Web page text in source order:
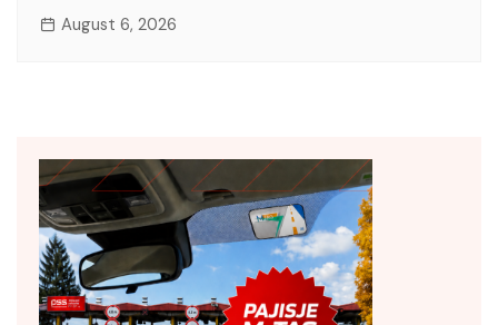
August 6, 2026